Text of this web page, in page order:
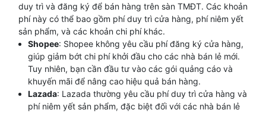
duy trì và đăng ký để bán hàng trên sàn TMĐT. Các khoản
phí này có thể bao gồm phí duy trì cửa hàng, phí niêm yết
sản phẩm, và các khoản chi phí khác.
Shopee: Shopee không yêu cầu phí đăng ký cửa hàng,
giúp giảm bớt chi phí khởi đầu cho các nhà bán lẻ mới.
Tuy nhiên, bạn cần đầu tư vào các gói quảng cáo và
khuyến mãi để nâng cao hiệu quả bán hàng.
Lazada: Lazada thường yêu cầu phí duy trì cửa hàng và
phí niêm yết sản phẩm, đặc biệt đối với các nhà bán lẻ